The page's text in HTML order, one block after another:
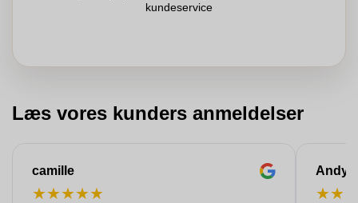
kundeservice
Læs vores kunders anmeldelser
camille
★★★★★
Andy
★★